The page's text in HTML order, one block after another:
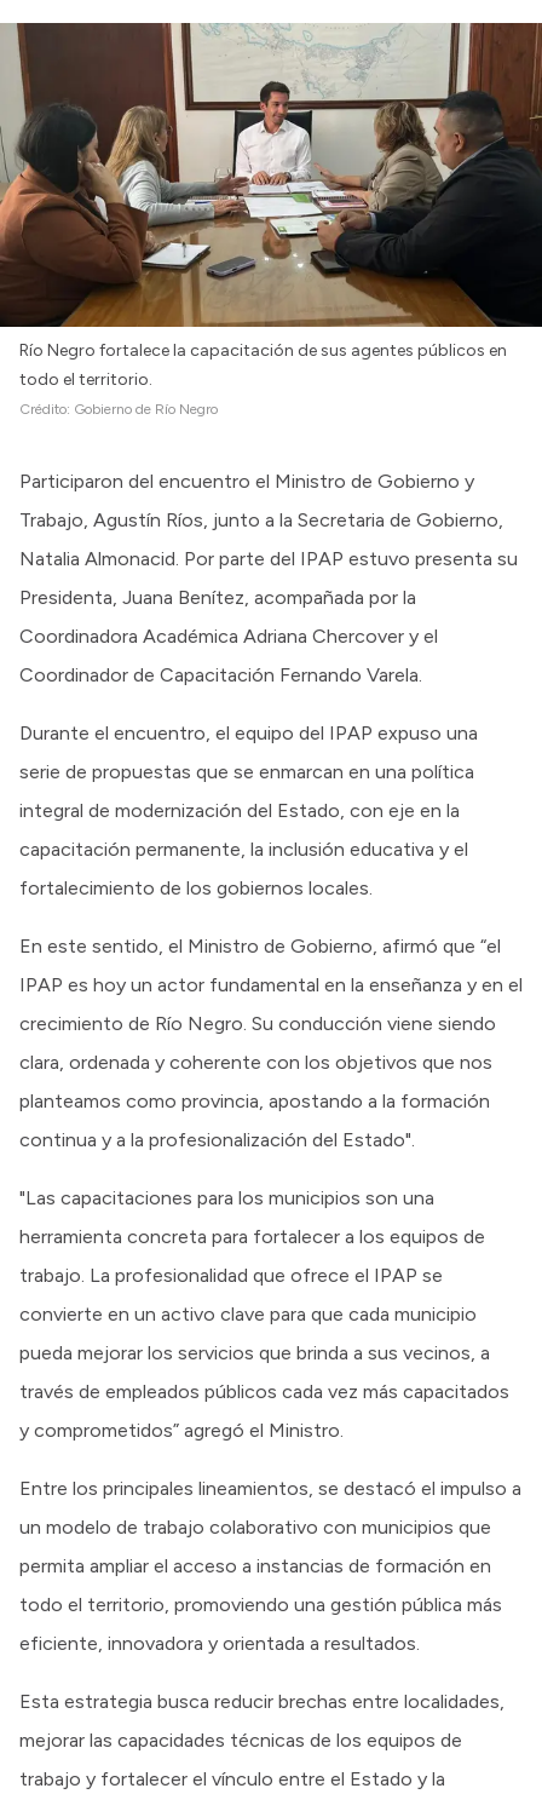
Compras y licitaciones
Consulta de expedientes
Consulta de pago a proveedores
Convocatorias
Intranet
Login
Río Negro fortalece la capacitación de sus agentes públicos en
todo el territorio.
Crédito: Gobierno de Río Negro
Participaron del encuentro el Ministro de Gobierno y
Trabajo, Agustín Ríos, junto a la Secretaria de Gobierno,
Natalia Almonacid. Por parte del IPAP estuvo presenta su
Presidenta, Juana Benítez, acompañada por la
Coordinadora Académica Adriana Chercover y el
Coordinador de Capacitación Fernando Varela.
Durante el encuentro, el equipo del IPAP expuso una
serie de propuestas que se enmarcan en una política
integral de modernización del Estado, con eje en la
capacitación permanente, la inclusión educativa y el
fortalecimiento de los gobiernos locales.
En este sentido, el Ministro de Gobierno, afirmó que “el
IPAP es hoy un actor fundamental en la enseñanza y en el
crecimiento de Río Negro. Su conducción viene siendo
clara, ordenada y coherente con los objetivos que nos
planteamos como provincia, apostando a la formación
continua y a la profesionalización del Estado".
"Las capacitaciones para los municipios son una
herramienta concreta para fortalecer a los equipos de
trabajo. La profesionalidad que ofrece el IPAP se
convierte en un activo clave para que cada municipio
pueda mejorar los servicios que brinda a sus vecinos, a
través de empleados públicos cada vez más capacitados
y comprometidos” agregó el Ministro.
Entre los principales lineamientos, se destacó el impulso a
un modelo de trabajo colaborativo con municipios que
permita ampliar el acceso a instancias de formación en
todo el territorio, promoviendo una gestión pública más
eficiente, innovadora y orientada a resultados.
Esta estrategia busca reducir brechas entre localidades,
mejorar las capacidades técnicas de los equipos de
trabajo y fortalecer el vínculo entre el Estado y la